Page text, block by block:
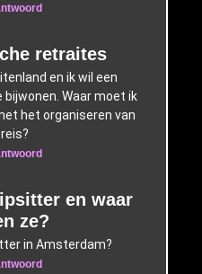
retraites
en ik wil een
Waar moet ik
het organiseren van
en waar
ze?
in Amsterdam?